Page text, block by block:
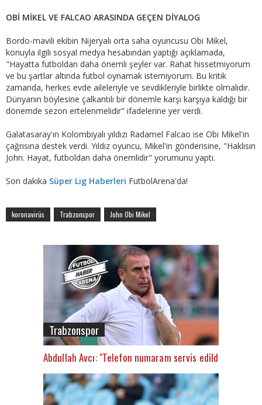
OBİ MİKEL VE FALCAO ARASINDA GEÇEN DİYALOG
Bordo-mavili ekibin Nijeryalı orta saha oyuncusu Obi Mikel,
konuyla ilgili sosyal medya hesabından yaptığı açıklamada,
"Hayatta futboldan daha önemli şeyler var. Rahat hissetmiyorum
ve bu şartlar altında futbol oynamak istemiyorum. Bu kritik
zamanda, herkes evde aileleriyle ve sevdikleriyle birlikte olmalıdır.
Dünyanın böylesine çalkantılı bir dönemle karşı karşıya kaldığı bir
dönemde sezon ertelenmelidir" ifadelerine yer verdi.
Galatasaray'ın Kolombiyalı yıldızı Radamel Falcao ise Obi Mikel'in
çağrısına destek verdi. Yıldız oyuncu, Mikel'in gönderisine, "Haklısın
John. Hayat, futboldan daha önemlidir" yorumunu yaptı.
Son dakika Süper Lig Haberleri FutbolArena'da!
koronavirüs Trabzonspor John Obi Mikel
Trabzonspor
Abdullah Avcı: "Telefon numaram servis edildi"